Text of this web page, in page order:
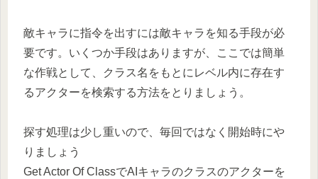
敵キャラに指令を出すには敵キャラを知る手段が必
要です。いくつか手段はありますが、ここでは簡単
な作戦として、クラス名をもとにレベル内に存在す
るアクターを検索する方法をとりましょう。
探す処理は少し重いので、毎回ではなく開始時にや
りましょう
Get Actor Of ClassでAIキャラのクラスのアクターを